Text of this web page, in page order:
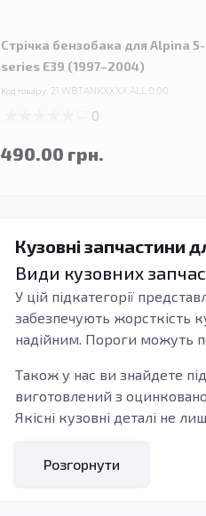
Стрічка бензобака для Alpina 5-
series E39 (1997–2004)
Код товару: 21.WBTANKXXXX.ALL.0.00
0
490.00 грн.
Кузовні запчастини
Види кузовних
У цій підкатегорії
забезпечують жорсткість
надійним. Пороги можуть
Також у нас ви знайдете
виготовлений з
Якісні кузовні деталі не
Вибираючи нашу
Розгорнути